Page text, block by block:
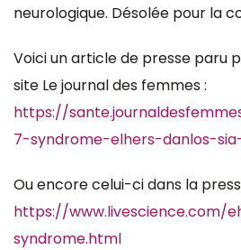
neurologique. Désolée pour la
Voici un article de presse paru
site Le journal des femmes :
https://
7-syndrome-elhers-danlos-
Ou encore celui-ci dans la
https://www.livescience.com/
syndrome.html